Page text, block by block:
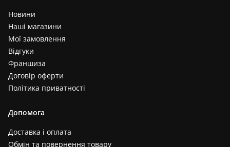
Новини
Наші магазини
Мої замовлення
Відгуки
Франшиза
Договір оферти
Політика приватності
Допомога
Доставка і оплата
Обмін та повернення товару